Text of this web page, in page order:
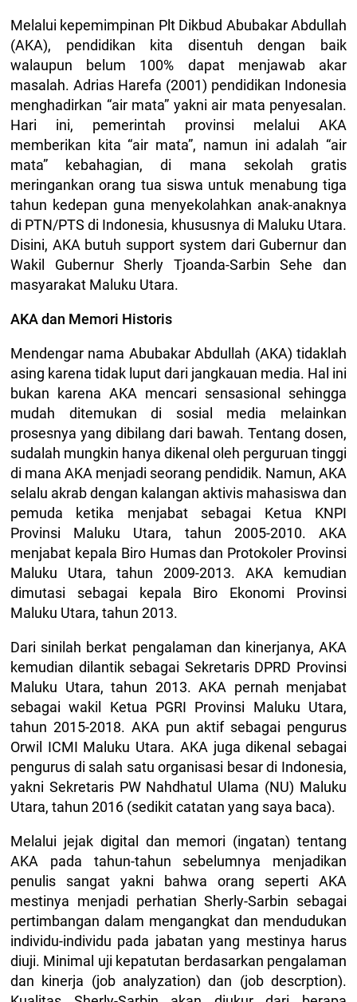
Melalui kepemimpinan Plt Dikbud Abubakar Abdullah
(AKA), pendidikan kita disentuh dengan baik
walaupun belum 100% dapat menjawab akar
masalah. Adrias Harefa (2001) pendidikan Indonesia
menghadirkan “air mata” yakni air mata penyesalan.
Hari ini, pemerintah provinsi melalui AKA
memberikan kita “air mata”, namun ini adalah “air
mata” kebahagian, di mana sekolah gratis
meringankan orang tua siswa untuk menabung tiga
tahun kedepan guna menyekolahkan anak-anaknya
di PTN/PTS di Indonesia, khususnya di Maluku Utara.
Disini, AKA butuh support system dari Gubernur dan
Wakil Gubernur Sherly Tjoanda-Sarbin Sehe dan
masyarakat Maluku Utara.
AKA dan Memori Historis
Mendengar nama Abubakar Abdullah (AKA) tidaklah
asing karena tidak luput dari jangkauan media. Hal ini
bukan karena AKA mencari sensasional sehingga
mudah ditemukan di sosial media melainkan
prosesnya yang dibilang dari bawah. Tentang dosen,
sudalah mungkin hanya dikenal oleh perguruan tinggi
di mana AKA menjadi seorang pendidik. Namun, AKA
selalu akrab dengan kalangan aktivis mahasiswa dan
pemuda ketika menjabat sebagai Ketua KNPI
Provinsi Maluku Utara, tahun 2005-2010. AKA
menjabat kepala Biro Humas dan Protokoler Provinsi
Maluku Utara, tahun 2009-2013. AKA kemudian
dimutasi sebagai kepala Biro Ekonomi Provinsi
Maluku Utara, tahun 2013.
Dari sinilah berkat pengalaman dan kinerjanya, AKA
kemudian dilantik sebagai Sekretaris DPRD Provinsi
Maluku Utara, tahun 2013. AKA pernah menjabat
sebagai wakil Ketua PGRI Provinsi Maluku Utara,
tahun 2015-2018. AKA pun aktif sebagai pengurus
Orwil ICMI Maluku Utara. AKA juga dikenal sebagai
pengurus di salah satu organisasi besar di Indonesia,
yakni Sekretaris PW Nahdhatul Ulama (NU) Maluku
Utara, tahun 2016 (sedikit catatan yang saya baca).
Melalui jejak digital dan memori (ingatan) tentang
AKA pada tahun-tahun sebelumnya menjadikan
penulis sangat yakni bahwa orang seperti AKA
mestinya menjadi perhatian Sherly-Sarbin sebagai
pertimbangan dalam mengangkat dan mendudukan
individu-individu pada jabatan yang mestinya harus
diuji. Minimal uji kepatutan berdasarkan pengalaman
dan kinerja (job analyzation) dan (job descrption).